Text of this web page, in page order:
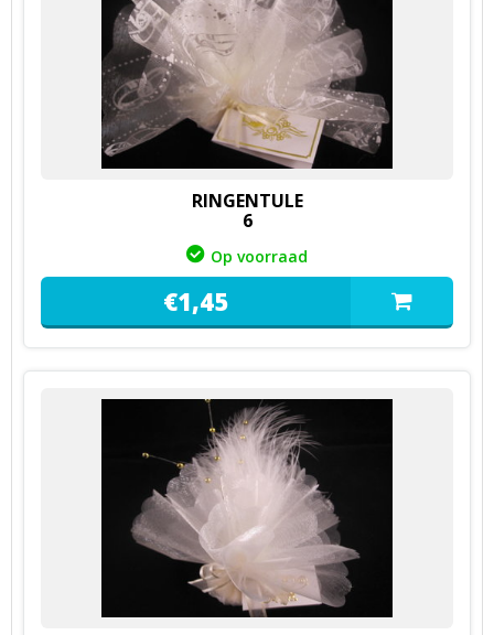
RINGENTULE
6
Op voorraad
€1,45